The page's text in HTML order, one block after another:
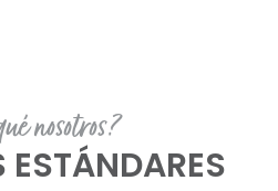
nosotros?
ESTÁNDARES